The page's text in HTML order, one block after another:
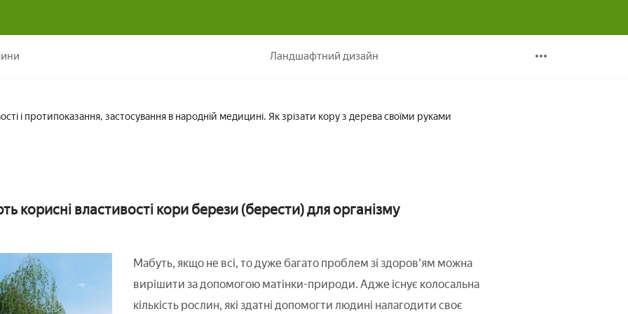
Ландшафтний дизайн
і протипоказання, застосування в народній медицині. Як зрізати кору з дерева своїми руками
корисні властивості кори берези (берести) для організму
Мабуть, якщо не всі, то дуже багато проблем зі здоров'ям можна
вирішити за допомогою матінки-природи. Адже існує колосальна
кількість рослин, які здатні допомогти людині налагодити своє